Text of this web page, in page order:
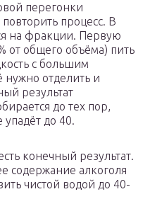
перегонки
процесс. В
на фракции. Первую
общего объёма) пить
с большим
нужно отделить и
результат
до тех пор,
упадёт до 40.
конечный результат.
содержание алкоголя
чистой водой до 40-